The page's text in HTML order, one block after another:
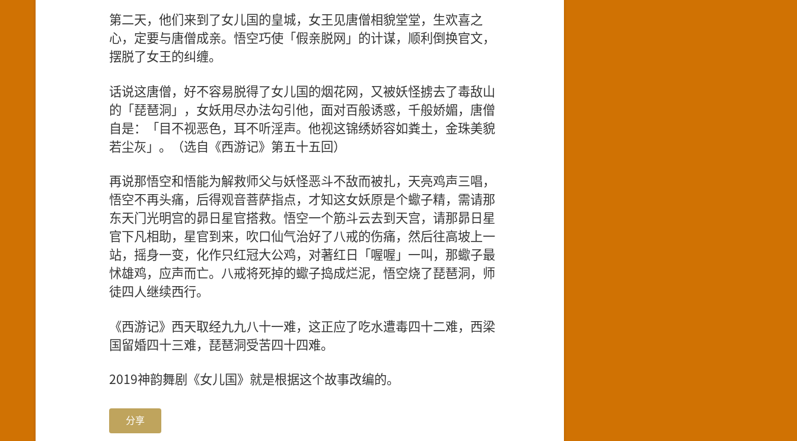
第二天，他们来到了女儿国的皇城，女王见唐僧相貌堂堂，生欢喜之
心，定要与唐僧成亲。悟空巧使「假亲脱网」的计谋，顺利倒换官文，
摆脱了女王的纠缠。
话说这唐僧，好不容易脱得了女儿国的烟花网，又被妖怪掳去了毒敌山
的「琵琶洞」，女妖用尽办法勾引他，面对百般诱惑，千般娇媚，唐僧
自是：「目不视恶色，耳不听淫声。他视这锦绣娇容如粪土，金珠美貌
若尘灰」。（选自《西游记》第五十五回）
再说那悟空和悟能为解救师父与妖怪恶斗不敌而被扎，天亮鸡声三唱，
悟空不再头痛，后得观音菩萨指点，才知这女妖原是个蠍子精，需请那
东天门光明宫的昴日星官搭救。悟空一个筋斗云去到天宫，请那昴日星
官下凡相助，星官到来，吹口仙气治好了八戒的伤痛，然后往高坡上一
站，摇身一变，化作只红冠大公鸡，对著红日「喔喔」一叫，那蠍子最
怵雄鸡，应声而亡。八戒将死掉的蠍子捣成烂泥，悟空烧了琵琶洞，师
徒四人继续西行。
《西游记》西天取经九九八十一难，这正应了吃水遭毒四十二难，西梁
国留婚四十三难，琵琶洞受苦四十四难。
2019神韵舞剧《女儿国》就是根据这个故事改编的。
分享